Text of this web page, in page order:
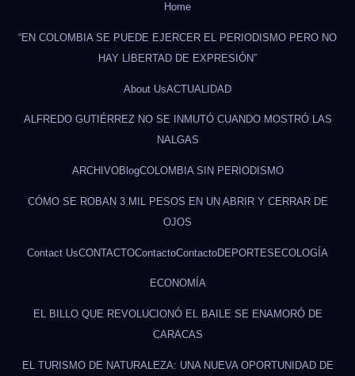
Home
“EN COLOMBIA SE PUEDE EJERCER EL PERIODISMO PERO NO
HAY LIBERTAD DE EXPRESIÓN”
About UsACTUALIDAD
ALFREDO GUTIÉRREZ NO SE INMUTÓ CUANDO MOSTRÓ LAS
NALGAS
ARCHIVOBlogCOLOMBIA SIN PERIODISMO
CÓMO SE ROBAN 3 MIL PESOS EN UN ABRIR Y CERRAR DE
OJOS
Contact UsCONTACTOContactoContactoDEPORTESECOLOGÍA
ECONOMÍA
EL BILLO QUE REVOLUCIONÓ EL BAILE SE ENAMORÓ DE
CARACAS
EL TURISMO DE NATURALEZA: UNA NUEVA OPORTUNIDAD DE